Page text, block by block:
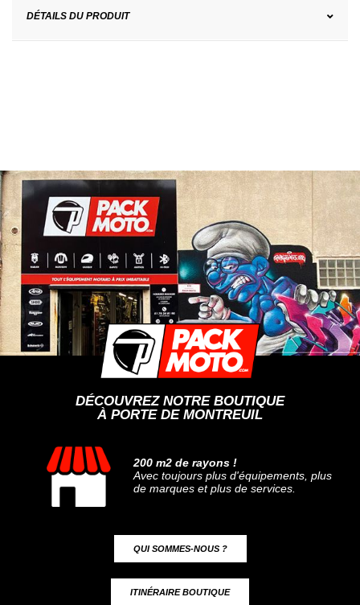
DÉTAILS DU PRODUIT
DÉCOUVREZ NOTRE BOUTIQUE
À PORTE DE MONTREUIL
200 m2 de rayons !
Avec toujours plus d'équipements, plus
de marques et plus de services.
QUI SOMMES-NOUS ?
ITINÉRAIRE BOUTIQUE